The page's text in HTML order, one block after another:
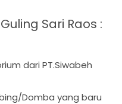
Sari Raos :
dari PT.Siwabeh
Domba yang baru